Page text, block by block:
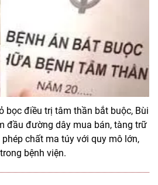
bọc điều trị tâm thần bắt buộc, Bùi
đầu đường dây mua bán, tàng trữ
chất ma túy với quy mô lớn,
bệnh viện.